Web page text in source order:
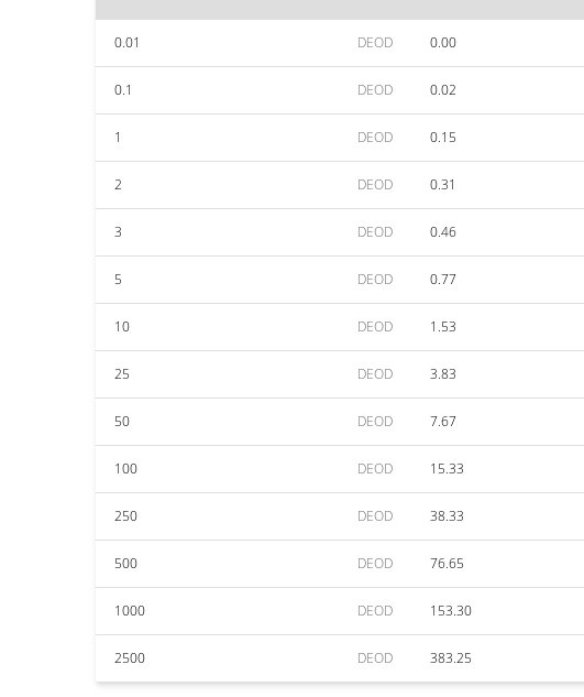
0.01 DEOD 0.00
0.1 DEOD 0.02
1 DEOD 0.15
2 DEOD 0.31
3 DEOD 0.46
5 DEOD 0.77
10 DEOD 1.53
25 DEOD 3.83
50 DEOD 7.67
100 DEOD 15.33
250 DEOD 38.33
500 DEOD 76.65
1000 DEOD 153.30
2500 DEOD 383.25